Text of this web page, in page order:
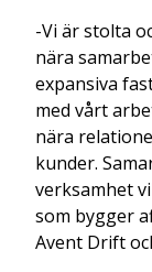
-Vi är stolta
nära
expansiva
med vårt
nära
kunder.
verksamhet
som bygger
Avent Drift